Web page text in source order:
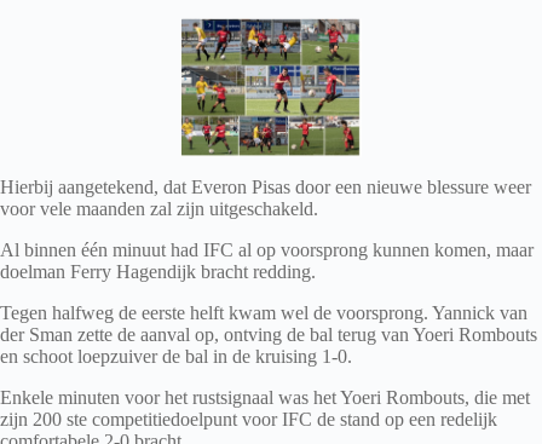
Hierbij aangetekend, dat Everon Pisas door een nieuwe blessure weer
voor vele maanden zal zijn uitgeschakeld.
Al binnen één minuut had IFC al op voorsprong kunnen komen, maar
doelman Ferry Hagendijk bracht redding.
Tegen halfweg de eerste helft kwam wel de voorsprong. Yannick van
der Sman zette de aanval op, ontving de bal terug van Yoeri Rombouts
en schoot loepzuiver de bal in de kruising 1-0.
Enkele minuten voor het rustsignaal was het Yoeri Rombouts, die met
zijn 200 ste competitiedoelpunt voor IFC de stand op een redelijk